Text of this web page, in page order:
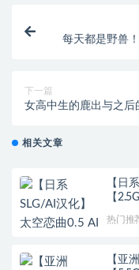
每天都是野兽
下一篇
女高中生的鹿出与之
相关文章
【日
【2.5G
热门推
【亚